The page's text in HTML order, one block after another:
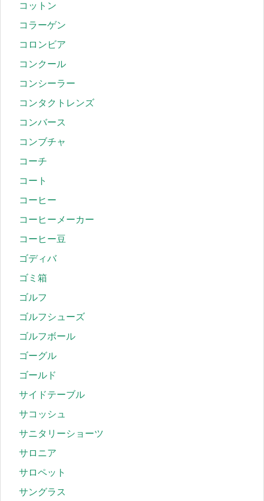
コットン
コラーゲン
コロンビア
コンクール
コンシーラー
コンタクトレンズ
コンバース
コンブチャ
コーチ
コート
コーヒー
コーヒーメーカー
コーヒー豆
ゴディバ
ゴミ箱
ゴルフ
ゴルフシューズ
ゴルフボール
ゴーグル
ゴールド
サイドテーブル
サコッシュ
サニタリーショーツ
サロニア
サロペット
サングラス